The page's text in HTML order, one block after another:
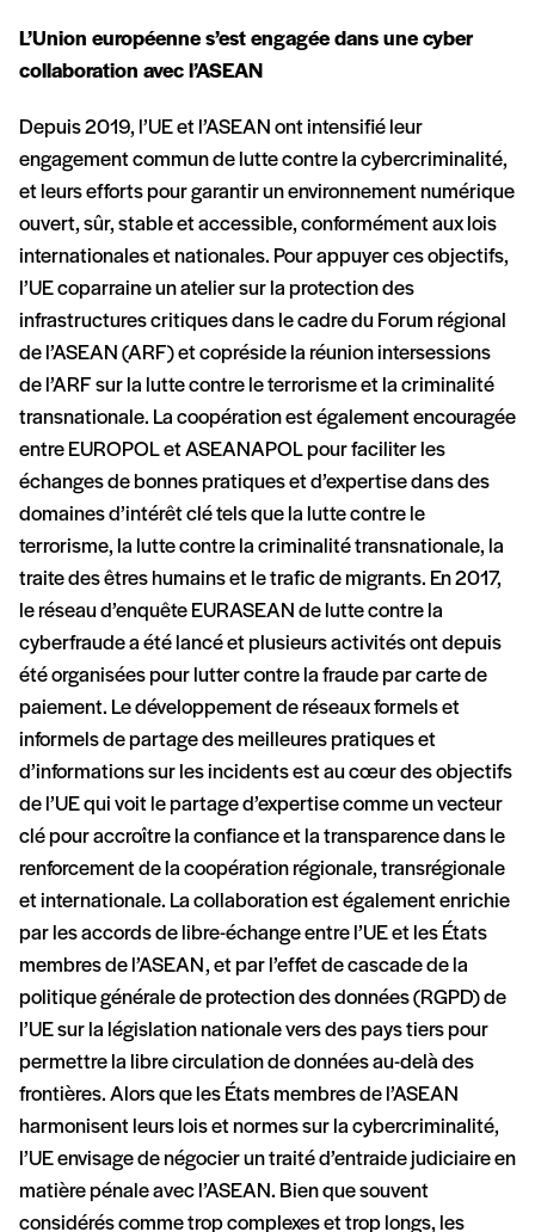
L’Union européenne s’est engagée dans une cyber
collaboration avec l’ASEAN
Depuis 2019, l’UE et l’ASEAN ont intensifié leur
engagement commun de lutte contre la cybercriminalité,
et leurs efforts pour garantir un environnement numérique
ouvert, sûr, stable et accessible, conformément aux lois
internationales et nationales. Pour appuyer ces objectifs,
l’UE coparraine un atelier sur la protection des
infrastructures critiques dans le cadre du Forum régional
de l’ASEAN (ARF) et copréside la réunion intersessions
de l’ARF sur la lutte contre le terrorisme et la criminalité
transnationale. La coopération est également encouragée
entre EUROPOL et ASEANAPOL pour faciliter les
échanges de bonnes pratiques et d’expertise dans des
domaines d’intérêt clé tels que la lutte contre le
terrorisme, la lutte contre la criminalité transnationale, la
traite des êtres humains et le trafic de migrants. En 2017,
le réseau d’enquête EURASEAN de lutte contre la
cyberfraude a été lancé et plusieurs activités ont depuis
été organisées pour lutter contre la fraude par carte de
paiement. Le développement de réseaux formels et
informels de partage des meilleures pratiques et
d’informations sur les incidents est au cœur des objectifs
de l’UE qui voit le partage d’expertise comme un vecteur
clé pour accroître la confiance et la transparence dans le
renforcement de la coopération régionale, transrégionale
et internationale. La collaboration est également enrichie
par les accords de libre-échange entre l’UE et les États
membres de l’ASEAN, et par l’effet de cascade de la
politique générale de protection des données (RGPD) de
l’UE sur la législation nationale vers des pays tiers pour
permettre la libre circulation de données au-delà des
frontières. Alors que les États membres de l’ASEAN
harmonisent leurs lois et normes sur la cybercriminalité,
l’UE envisage de négocier un traité d’entraide judiciaire en
matière pénale avec l’ASEAN. Bien que souvent
considérés comme trop complexes et trop longs, les